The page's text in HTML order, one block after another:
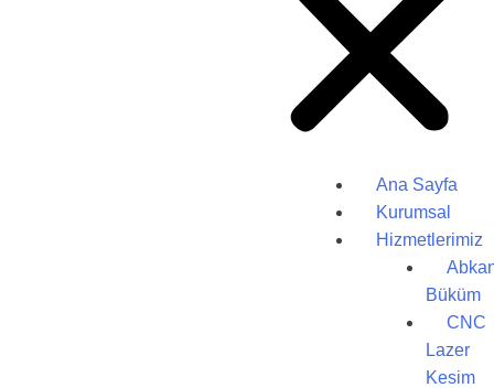
Ana Sayfa
Kurumsal
Hizmetlerimiz
Büküm
CNC
Lazer
Kesim